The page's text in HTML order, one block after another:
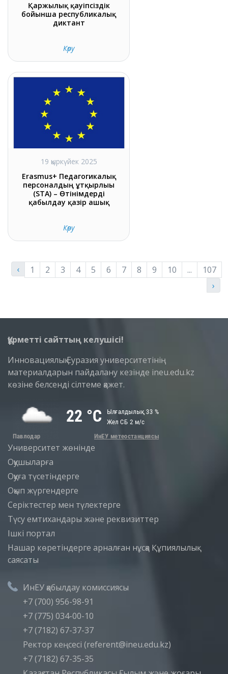
Қаржылық қауіпсіздік
бойынша республикалық
диктант
Көру
19 қыркүйек 2025
Erasmus+ Педагогикалық
персоналдың ұтқырлығы
(STA) – Өтінімдерді
қабылдау қазір ашық
Көру
‹ 1 2 3 4 5 6 7 8 9 10 ... 107
›
Құрметті сайттың келушісі!
Инновациялық Еуразия университетінің
материалдарын пайдалану кезінде ineu.edu.kz
көзіне белсенді сілтеме қажет.
Университет жөнінде
Оқушыларға
Оқуға түсетіндерге
Оқып жүргендерге
Серіктестер мен түлектерге
Түсу емтихандары және реквизиттер
Iшкi портал
Нашар көретіндерге арналған нұсқа Құпиялылық
саясаты
ИнЕУ қабылдау комиссиясы
+7 (700) 956-98-91
+7 (775) 034-00-10
+7 (7182) 67-37-37
Ректор кеңсесі (referent@ineu.edu.kz)
+7 (7182) 67-35-35